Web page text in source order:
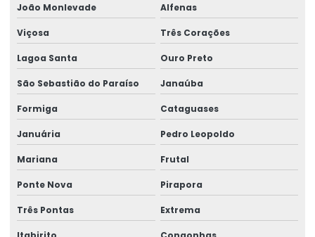
Impressora Térmica De Etiquetas
Impressora Térmica Etiqueta
Impressora Termica Zebra
Impressora Zebra
Impressora Zebra Etiqueta
Mini Impressora Termica
Produção De Etiquetas Adesivas Personalizadas
João Monlevade Alfenas
Viçosa Três Corações
Lagoa Santa Ouro Preto
São Sebastião do Paraíso Janaúba
Formiga Cataguases
Januária Pedro Leopoldo
Mariana Frutal
Ponte Nova Pirapora
Três Pontas Extrema